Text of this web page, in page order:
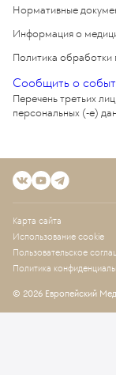
Нормативные
Информация о
Политика обработки
Сообщить о
Перечень третьих
персональных (-е)
Карта сайта
Использование cookie
Пользовательское
Политика
© 2026 Европейский